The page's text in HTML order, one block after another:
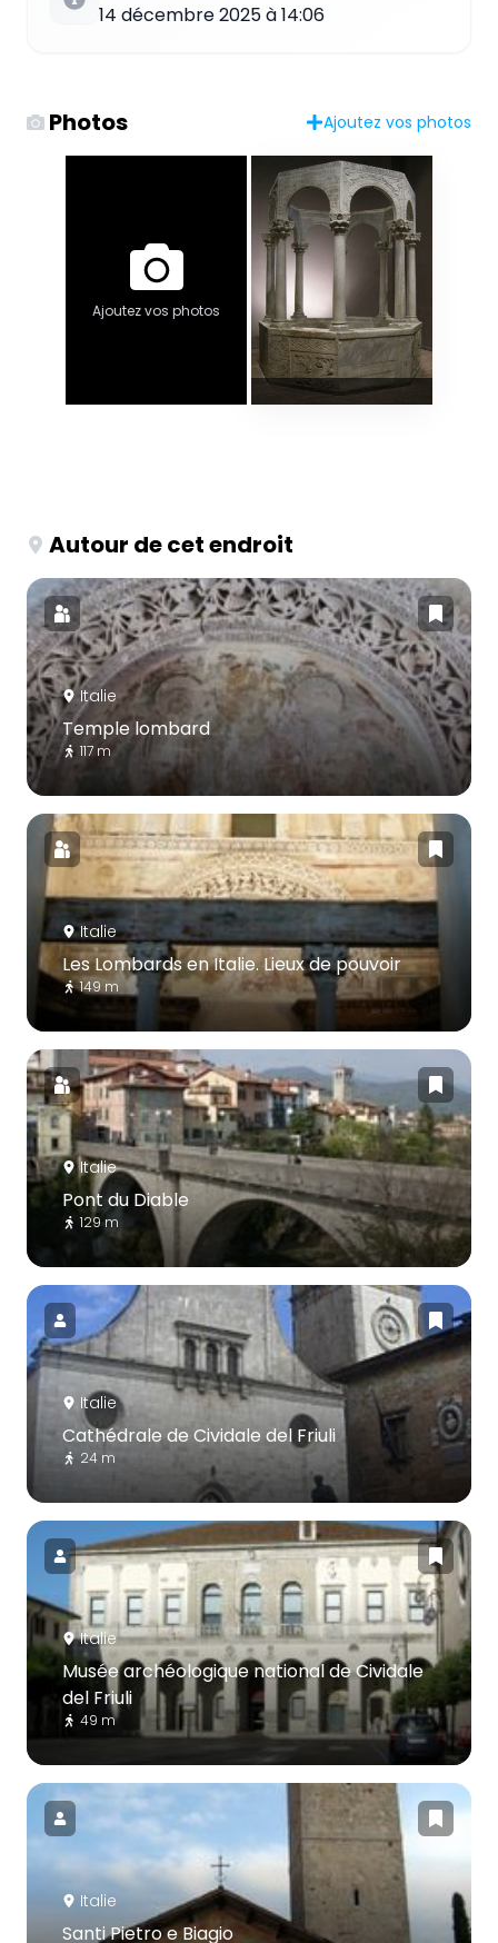
14 décembre 2025 à 14:06
Photos Ajoutez vos photos
Ajoutez vos photos
Autour de cet endroit
Italie
Temple lombard
117 m
Italie
Les Lombards en Italie. Lieux de pouvoir
149 m
Italie
Pont du Diable
129 m
Italie
Cathédrale de Cividale del Friuli
24 m
Italie
Musée archéologique national de Cividale
del Friuli
49 m
Italie
Santi Pietro e Biagio